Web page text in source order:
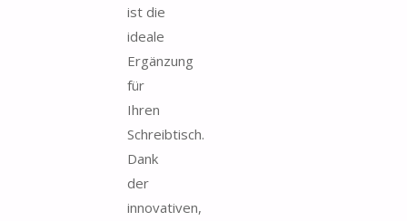
ist die
ideale
Ergänzung
für
Ihren
Schreibtisch.
Dank
der
innovativen,